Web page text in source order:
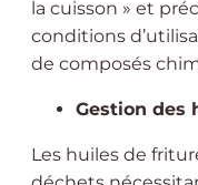
la cuisson » et
conditions
de composés
Gestion des
Les huiles de